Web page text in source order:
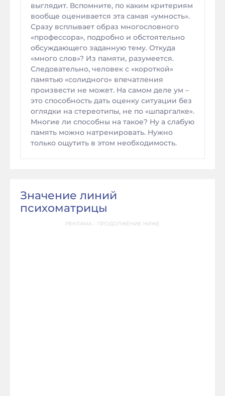
выглядит. Вспомните, по каким критериям
вообще оценивается эта самая «умность».
Сразу всплывает образ многословного
«профессора», подробно и обстоятельно
обсуждающего заданную тему. Откуда
«много слов»? Из памяти, разумеется.
Следовательно, человек с «короткой»
памятью «солидного» впечатления
произвести не может. На самом деле ум –
это способность дать оценку ситуации без
оглядки на стереотипы, не по «шпаргалке».
Многие ли способны на такое? Ну а слабую
память можно натренировать. Нужно
только ощутить в этом необходимость.
Значение линий
психоматрицы
РЕКЛАМА - ПРОДОЛЖЕНИЕ НИЖЕ